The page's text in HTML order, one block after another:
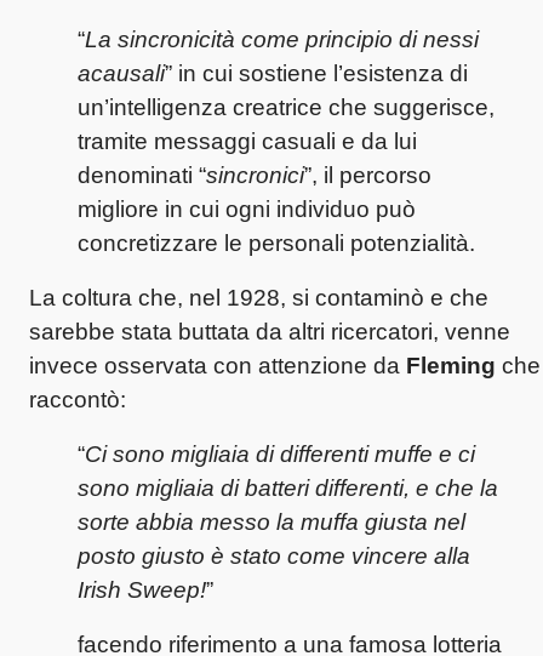
“La sincronicità come principio di nessi
acausali” in cui sostiene l’esistenza di
un’intelligenza creatrice che suggerisce,
tramite messaggi casuali e da lui
denominati “sincronici”, il percorso
migliore in cui ogni individuo può
concretizzare le personali potenzialità.
La coltura che, nel 1928, si contaminò e che
sarebbe stata buttata da altri ricercatori, venne
invece osservata con attenzione da Fleming che
raccontò:
“Ci sono migliaia di differenti muffe e ci
sono migliaia di batteri differenti, e che la
sorte abbia messo la muffa giusta nel
posto giusto è stato come vincere alla
Irish Sweep!”
facendo riferimento a una famosa lotteria